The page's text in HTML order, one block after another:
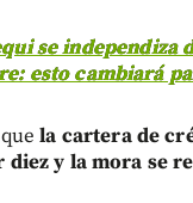
se independiza
esto cambiará
la cartera de
y la mora se